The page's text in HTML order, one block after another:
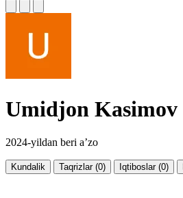
Umidjon Kasimov
2024-yildan beri a’zo
Kundalik Taqrizlar (0) Iqtiboslar (0)